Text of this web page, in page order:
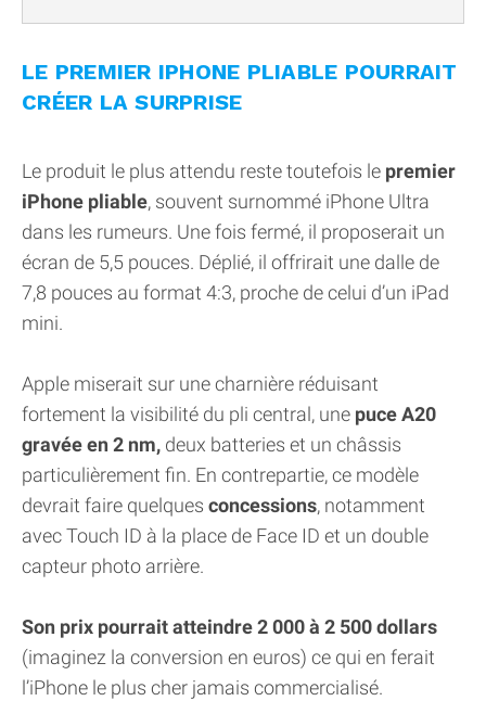
LE PREMIER IPHONE PLIABLE POURRAIT
CRÉER LA SURPRISE
Le produit le plus attendu reste toutefois le premier
iPhone pliable, souvent surnommé iPhone Ultra
dans les rumeurs. Une fois fermé, il proposerait un
écran de 5,5 pouces. Déplié, il offrirait une dalle de
7,8 pouces au format 4:3, proche de celui d’un iPad
mini.
Apple miserait sur une charnière réduisant
fortement la visibilité du pli central, une puce A20
gravée en 2 nm, deux batteries et un châssis
particulièrement fin. En contrepartie, ce modèle
devrait faire quelques concessions, notamment
avec Touch ID à la place de Face ID et un double
capteur photo arrière.
Son prix pourrait atteindre 2 000 à 2 500 dollars
(imaginez la conversion en euros) ce qui en ferait
l’iPhone le plus cher jamais commercialisé.